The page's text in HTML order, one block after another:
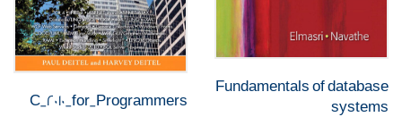
Fundamentals of database
systems
C_2010_for_Programmers